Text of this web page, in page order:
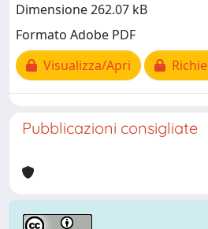
Dimensione 262.07 kB
Formato Adobe PDF
Visualizza/Apri
Pubblicazioni consigliate